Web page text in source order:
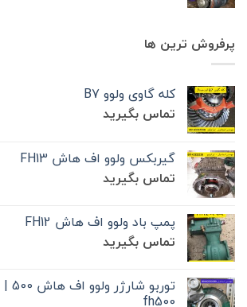
پرفروش ترین ها
کله گاوی ولوو B7
تماس بگیرید
گیربکس ولوو اف هاش FH13
تماس بگیرید
پمپ باد ولوو اف هاش FH12
تماس بگیرید
fh500